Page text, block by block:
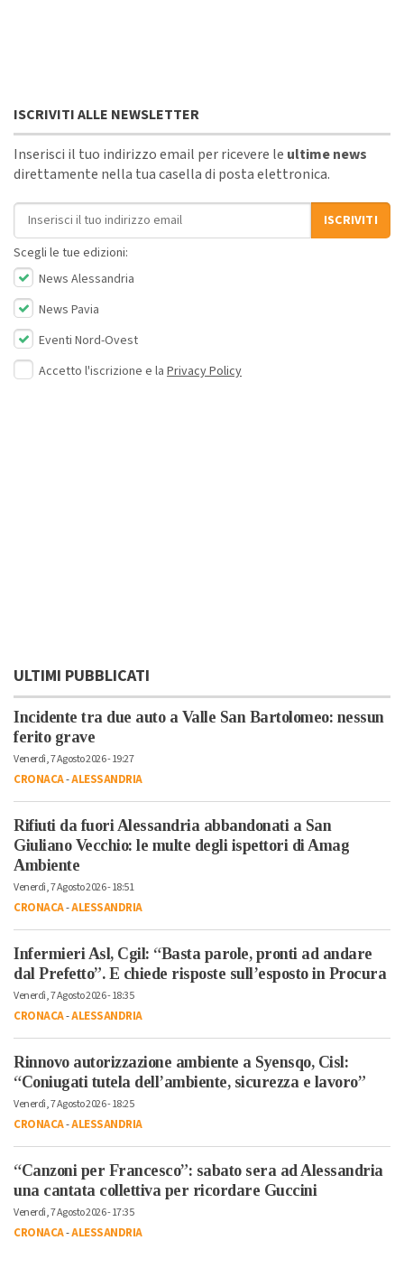
ISCRIVITI ALLE NEWSLETTER
Inserisci il tuo indirizzo email per ricevere le ultime news
direttamente nella tua casella di posta elettronica.
Indirizzo email
ISCRIVITI
Scegli le tue edizioni:
News Alessandria
News Pavia
Eventi Nord-Ovest
Accetto l'iscrizione e la Privacy Policy
ULTIMI PUBBLICATI
Incidente tra due auto a Valle San Bartolomeo: nessun
ferito grave
Venerdì, 7 Agosto 2026 - 19:27
CRONACA-ALESSANDRIA
Rifiuti da fuori Alessandria abbandonati a San
Giuliano Vecchio: le multe degli ispettori di Amag
Ambiente
Venerdì, 7 Agosto 2026 - 18:51
CRONACA-ALESSANDRIA
Infermieri Asl, Cgil: “Basta parole, pronti ad andare
dal Prefetto”. E chiede risposte sull’esposto in Procura
Venerdì, 7 Agosto 2026 - 18:35
CRONACA-ALESSANDRIA
Rinnovo autorizzazione ambiente a Syensqo, Cisl:
“Coniugati tutela dell’ambiente, sicurezza e lavoro”
Venerdì, 7 Agosto 2026 - 18:25
CRONACA-ALESSANDRIA
“Canzoni per Francesco”: sabato sera ad Alessandria
una cantata collettiva per ricordare Guccini
Venerdì, 7 Agosto 2026 - 17:35
CRONACA-ALESSANDRIA